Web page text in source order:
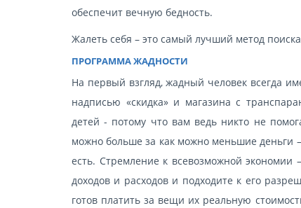
обеспечит вечную бедность.
Жалеть себя – это самый лучший метод
ПРОГРАММА ЖАДНОСТИ
На первый взгляд, жадный человек всегда
надписью «скидка» и магазина с
детей - потому что вам ведь никто не
можно больше за как можно меньшие деньги
есть. Стремление к всевозможной экономии
доходов и расходов и подходите к его
готов платить за вещи их реальную